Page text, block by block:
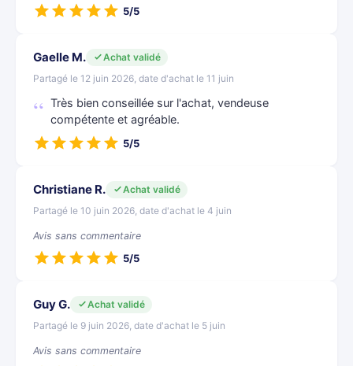
5/5
Gaelle M.
Achat validé
Partagé le 12 juin 2026, date d'achat le 11 juin
Très bien conseillée sur l'achat, vendeuse
compétente et agréable.
5/5
Christiane R.
Achat validé
Partagé le 10 juin 2026, date d'achat le 4 juin
Avis sans commentaire
5/5
Guy G.
Achat validé
Partagé le 9 juin 2026, date d'achat le 5 juin
Avis sans commentaire